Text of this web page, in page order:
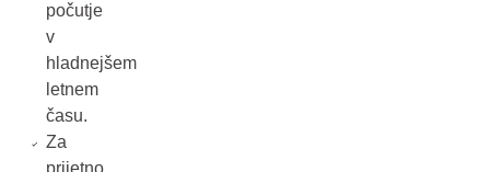
počutje
v
hladnejšem
letnem
času.
Za
prijetno